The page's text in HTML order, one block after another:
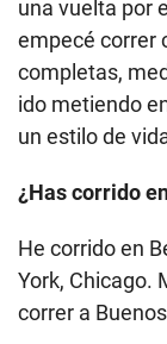
una vuelta por
empecé correr
completas,
ido metiendo
un estilo de
¿Has corrido
He corrido en
York, Chicago.
correr a